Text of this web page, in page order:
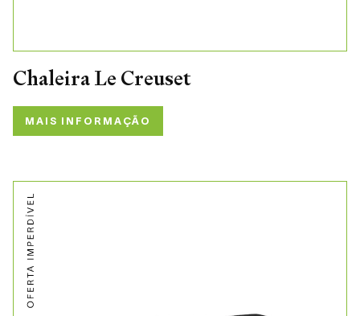
Chaleira Le Creuset
MAIS INFORMAÇÃO